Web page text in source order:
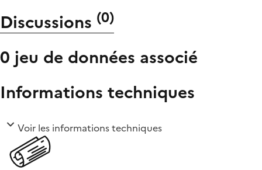
Discussions (0)
0 jeu de données associé
Informations techniques
Voir les informations techniques